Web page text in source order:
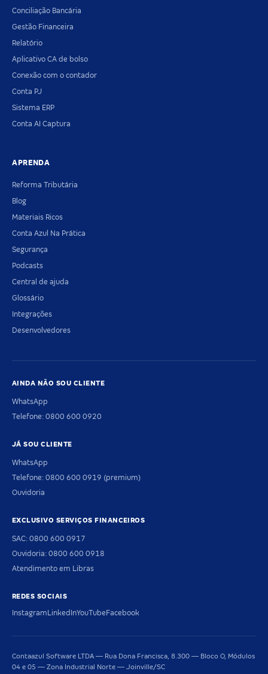
Conciliação Bancária
Gestão Financeira
Relatório
Aplicativo CA de bolso
Conexão com o contador
Conta PJ
Sistema ERP
Conta AI Captura
APRENDA
Reforma Tributária
Blog
Materiais Ricos
Conta Azul Na Prática
Segurança
Podcasts
Central de ajuda
Glossário
Integrações
Desenvolvedores
AINDA NÃO SOU CLIENTE
WhatsApp
Telefone: 0800 600 0920
JÁ SOU CLIENTE
WhatsApp
Telefone: 0800 600 0919 (premium)
Ouvidoria
EXCLUSIVO SERVIÇOS FINANCEIROS
SAC: 0800 600 0917
Ouvidoria: 0800 600 0918
Atendimento em Libras
REDES SOCIAIS
InstagramLinkedInYouTubeFacebook
Contaazul Software LTDA — Rua Dona Francisca, 8.300 — Bloco O, Módulos
04 e 05 — Zona Industrial Norte — Joinville/SC